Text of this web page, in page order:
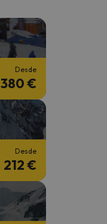
Desde
380 €
Desde
212 €